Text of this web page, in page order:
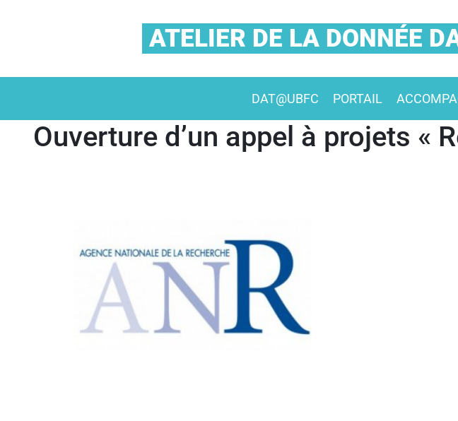
ATELIER DE LA DONNÉE
DAT@UBFC PORTAIL
Ouverture d’un appel à projets «